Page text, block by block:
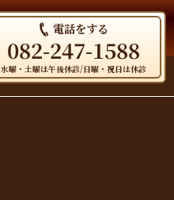
電話をする
082-247-1588
水曜・土曜は午後休診/日曜・祝日は休診